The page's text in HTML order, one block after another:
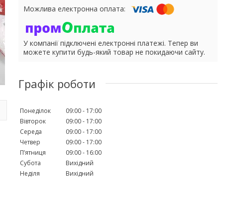
У компанії підключені електронні платежі. Тепер ви
можете купити будь-який товар не покидаючи сайту.
Графік роботи
Понеділок 09:00
17:00
Вівторок
09:00
17:00
Середа
09:00
17:00
Четвер
09:00
17:00
Пʼятниця
09:00
16:00
Субота
Вихідний
Неділя
Вихідний